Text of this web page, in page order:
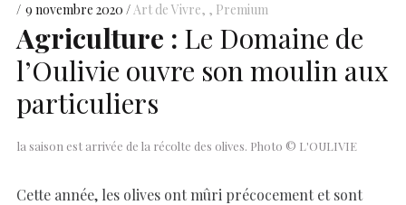
9 novembre 2020 Art de Vivre, Premium
Agriculture : Le Domaine de
l’Oulivie ouvre son moulin aux
particuliers
la saison est arrivée de la récolte des olives. Photo © L'OULIVIE
Cette année, les olives ont mûri précocement et sont